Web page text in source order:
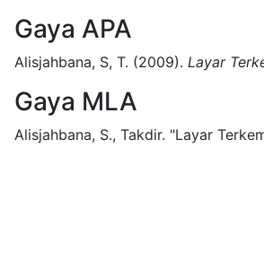
Gaya APA
Alisjahbana, S, T. (2009). Layar
Gaya MLA
Alisjahbana, S., Takdir. "Layar